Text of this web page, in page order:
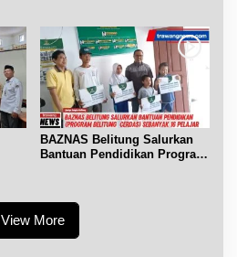
BAZNAS Belitung Salurkan
Bantuan Pendidikan Program
View More